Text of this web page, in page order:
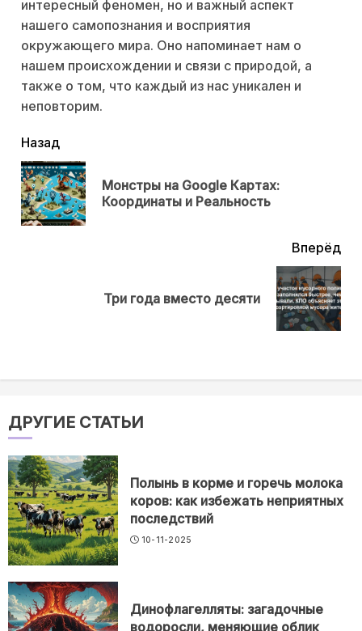
интересный феномен, но и важный аспект
нашего самопознания и восприятия
окружающего мира. Оно напоминает нам о
нашем происхождении и связи с природой, а
также о том, что каждый из нас уникален и
неповторим.
читать
еще
Назад
Монстры на Google Картах:
Координаты и Реальность
Вперёд
Три года вместо десяти
ДРУГИЕ СТАТЬИ
Полынь в корме и горечь молока
коров: как избежать неприятных
последствий
10-11-2025
Динофлагелляты: загадочные
водоросли, меняющие облик